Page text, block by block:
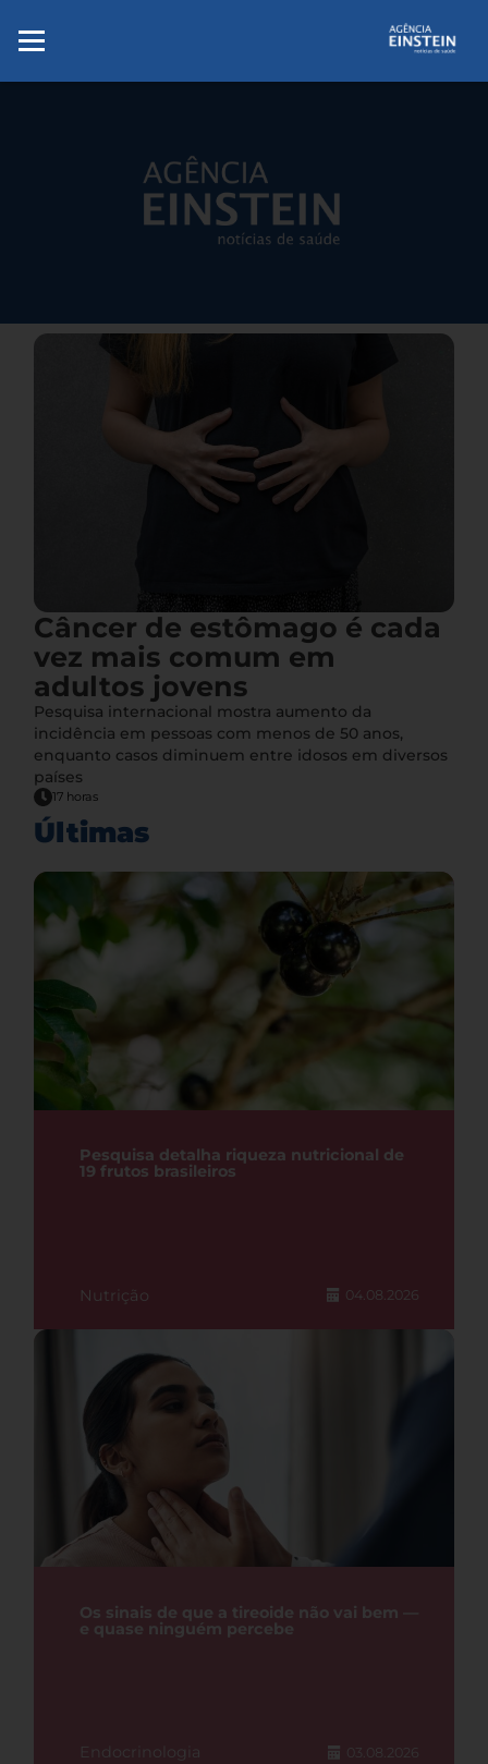
Câncer de estômago é cada
vez mais comum em
adultos jovens
Pesquisa internacional mostra aumento da
incidência em pessoas com menos de 50 anos,
enquanto casos diminuem entre idosos em diversos
países
17 horas
Últimas
Pesquisa detalha riqueza nutricional de
19 frutos brasileiros
Nutrição 04.08.2026
Os sinais de que a tireoide não vai bem —
e quase ninguém percebe
Endocrinologia 03.08.2026